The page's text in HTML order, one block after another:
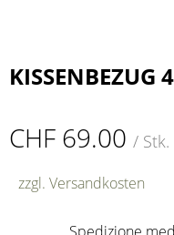
KISSENBEZUG
CHF 69.00 / Stk.
zzgl. Versandkosten